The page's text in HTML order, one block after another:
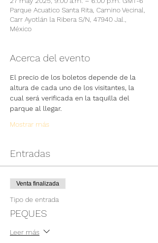
Parque Acuatico Santa Rita, Camino Vecinal,
Carr Ayotlán la Ribera S/N, 47940 Jal.,
México
Acerca del evento
El precio de los boletos depende de la
altura de cada uno de los visitantes, la
cual será verificada en la taquilla del
parque al llegar.
Mostrar más
Entradas
Venta finalizada
Tipo de entrada
PEQUES
Leer más